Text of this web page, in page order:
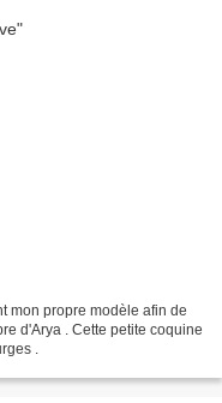
mon propre modèle afin de
d'Arya . Cette petite coquine
.